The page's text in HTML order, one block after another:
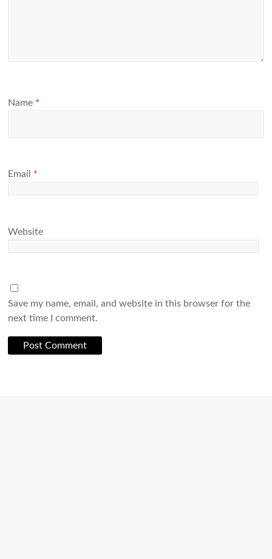
Name *
Email *
Website
Save my name, email, and website in this browser for the
next time I comment.